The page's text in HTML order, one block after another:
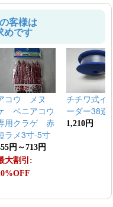
客様は
めです
コウ メヌ
ベニアコウ
用クラゲ 赤
ラメ3寸-5寸
円～713円
大割引:
チチワ式イ
ーダー38連
1,210円